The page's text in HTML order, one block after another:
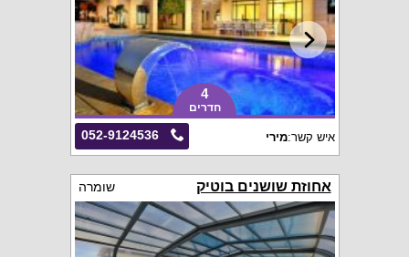
4
חדרים
052-9124536 איש קשר:מירי
אחוזת שושנים בוטיק שומרה